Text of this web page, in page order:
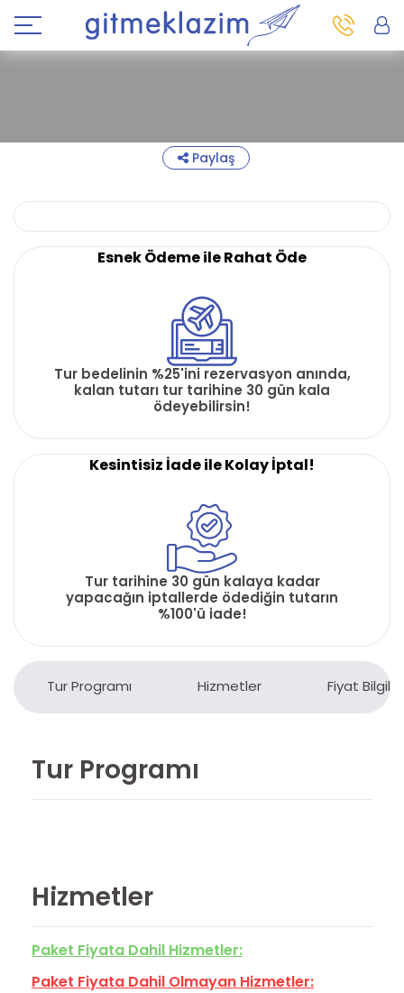
Paylaş
Esnek Ödeme ile Rahat Öde
Tur bedelinin %25'ini rezervasyon anında,
kalan tutarı tur tarihine 30 gün kala
ödeyebilirsin!
Kesintisiz İade ile Kolay İptal!
Tur tarihine 30 gün kalaya kadar
yapacağın iptallerde ödediğin tutarın
%100'ü iade!
Tur Programı Hizmetler Fiyat
Tur Programı
Hizmetler
Paket Fiyata Dahil Hizmetler:
Paket Fiyata Dahil Olmayan Hizmetler: